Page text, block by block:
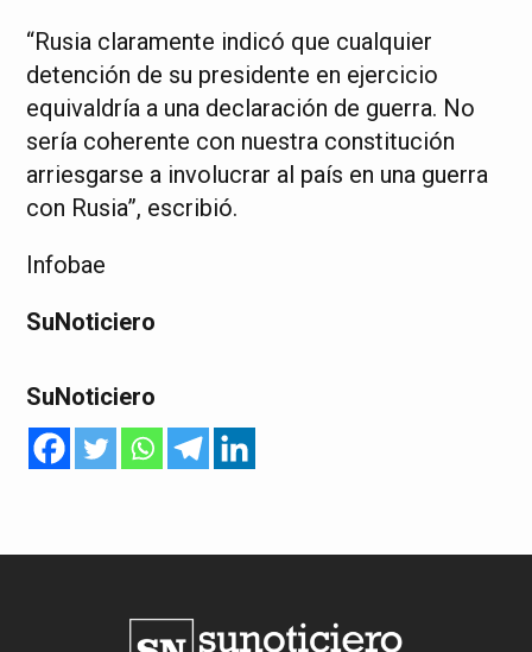
“Rusia claramente indicó que cualquier
detención de su presidente en ejercicio
equivaldría a una declaración de guerra. No
sería coherente con nuestra constitución
arriesgarse a involucrar al país en una guerra
con Rusia”, escribió.
Infobae
SuNoticiero
SuNoticiero